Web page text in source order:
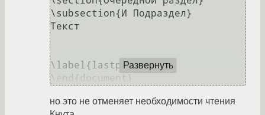
\subsection{И Подраздел}
Текст
\label{lastpage} Развернуть
но это не отменяет необходимости чтения